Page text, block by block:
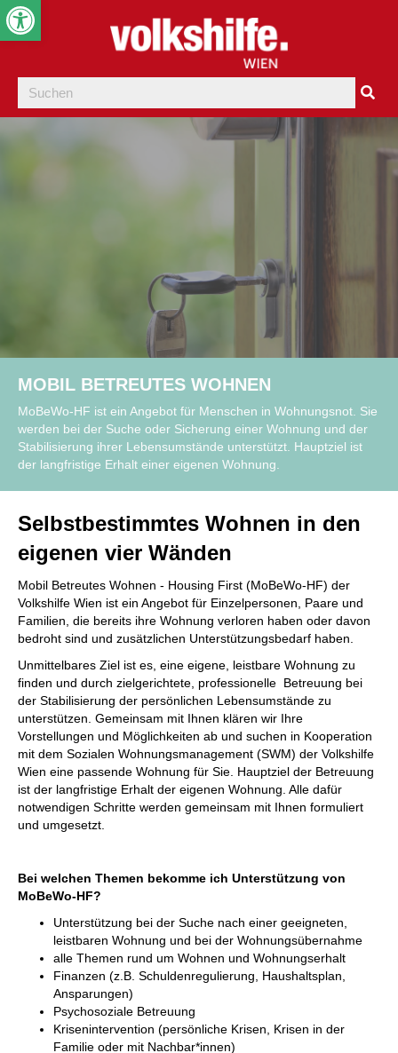
MOBIL BETREUTES WOHNEN
MoBeWo-HF ist ein Angebot für Menschen in Wohnungsnot. Sie
werden bei der Suche oder Sicherung einer Wohnung und der
Stabilisierung ihrer Lebensumstände unterstützt. Hauptziel ist
der langfristige Erhalt einer eigenen Wohnung.
Selbstbestimmtes Wohnen in den
eigenen vier Wänden
Mobil Betreutes Wohnen - Housing First (MoBeWo-HF) der
Volkshilfe Wien ist ein Angebot für Einzelpersonen, Paare und
Familien, die bereits ihre Wohnung verloren haben oder davon
bedroht sind und zusätzlichen Unterstützungsbedarf haben.
Unmittelbares Ziel ist es, eine eigene, leistbare Wohnung zu
finden und durch zielgerichtete, professionelle Betreuung bei
der Stabilisierung der persönlichen Lebensumstände zu
unterstützen. Gemeinsam mit Ihnen klären wir Ihre
Vorstellungen und Möglichkeiten ab und suchen in Kooperation
mit dem Sozialen Wohnungsmanagement (SWM) der Volkshilfe
Wien eine passende Wohnung für Sie. Hauptziel der Betreuung
ist der langfristige Erhalt der eigenen Wohnung. Alle dafür
notwendigen Schritte werden gemeinsam mit Ihnen formuliert
und umgesetzt.
Bei welchen Themen bekomme ich Unterstützung von
MoBeWo-HF?
Unterstützung bei der Suche nach einer geeigneten,
leistbaren Wohnung und bei der Wohnungsübernahme
alle Themen rund um Wohnen und Wohnungserhalt
Finanzen (z.B. Schuldenregulierung, Haushaltsplan,
Ansparungen)
Psychosoziale Betreuung
Krisenintervention (persönliche Krisen, Krisen in der
Familie oder mit Nachbar*innen)